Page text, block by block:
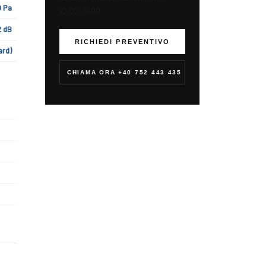
Pa
dB
RICHIEDI PREVENTIVO
CHIAMA ORA +40 752 443 435